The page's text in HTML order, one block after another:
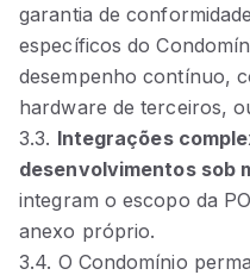
garantia de
específicos do
desempenho contínuo,
hardware de terceiros,
3.3. Integrações
desenvolvimentos sob
integram o escopo da
anexo próprio.
3.4. O Condomínio